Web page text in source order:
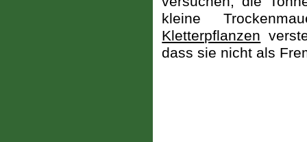
kleine
Kletterpflanzen
dass sie nicht als